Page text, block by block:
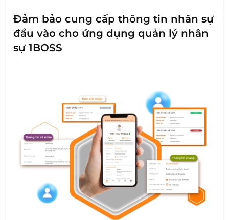
Đảm bảo cung cấp thông tin nhân sự
đầu vào cho ứng dụng quản lý nhân
sự 1BOSS